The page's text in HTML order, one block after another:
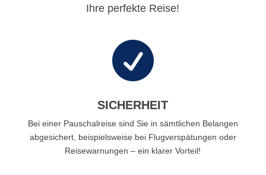
Ihre perfekte Reise!

SICHERHEIT
Bei einer Pauschalreise sind Sie in sämtlichen Belangen
abgesichert, beispielsweise bei Flugverspätungen oder
Reisewarnungen – ein klarer Vorteil!